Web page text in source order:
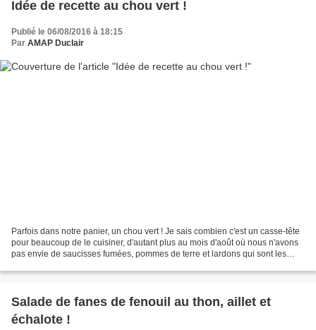
Idée de recette au chou vert !
Publié le 06/08/2016 à 18:15
Par AMAP Duclair
Parfois dans notre panier, un chou vert ! Je sais combien c'est un casse-tête
pour beaucoup de le cuisiner, d'autant plus au mois d'août où nous n'avons
pas envie de saucisses fumées, pommes de terre et lardons qui sont les
Salade de fanes de fenouil au thon, aillet et
échalote !